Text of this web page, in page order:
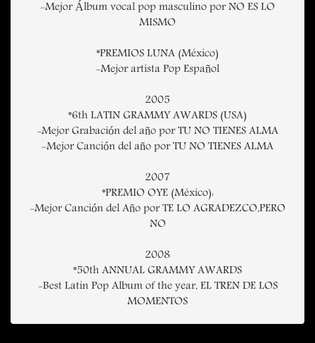
-Mejor Álbum vocal pop masculino por NO ES LO
MISMO
*PREMIOS LUNA (México)
-Mejor artista Pop Español
2005
*6th LATIN GRAMMY AWARDS (USA)
-Mejor Grabación del año por TU NO TIENES ALMA
-Mejor Canción del año por TU NO TIENES ALMA
2007
*PREMIO OYE (México):
-Mejor Canción del Año por TE LO AGRADEZCO,PERO
NO
2008
*50th ANNUAL GRAMMY AWARDS
-Best Latin Pop Album of the year, EL TREN DE LOS
MOMENTOS